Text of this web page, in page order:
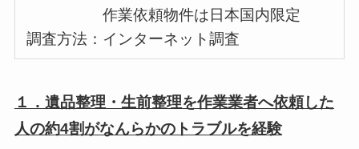
作業依頼物件は日本国内限定
調査方法：インターネット調査
１．遺品整理・生前整理を作業業者へ依頼した
人の約4割がなんらかのトラブルを経験